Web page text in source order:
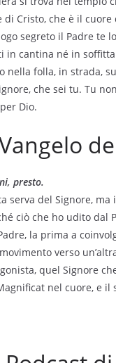
Cristo, che è il
segreto il Padre
cantina né in
nella folla, in strada,
che sei tu. Tu
Dio.
presto.
serva del Signore,
ciò che ho udito dal
la prima a
verso
quel Signore
nel cuore, e